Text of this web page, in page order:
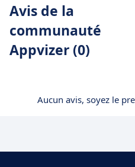
Avis de la
communauté
Appvizer (0)
Aucun avis, soyez le